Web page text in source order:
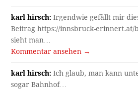
karl hirsch: Irgendwie gefällt mir
Beitrag https://innsbruck-erinnert.at/
sieht man…
Kommentar ansehen →
karl hirsch: Ich glaub, man kann
sogar Bahnhof…